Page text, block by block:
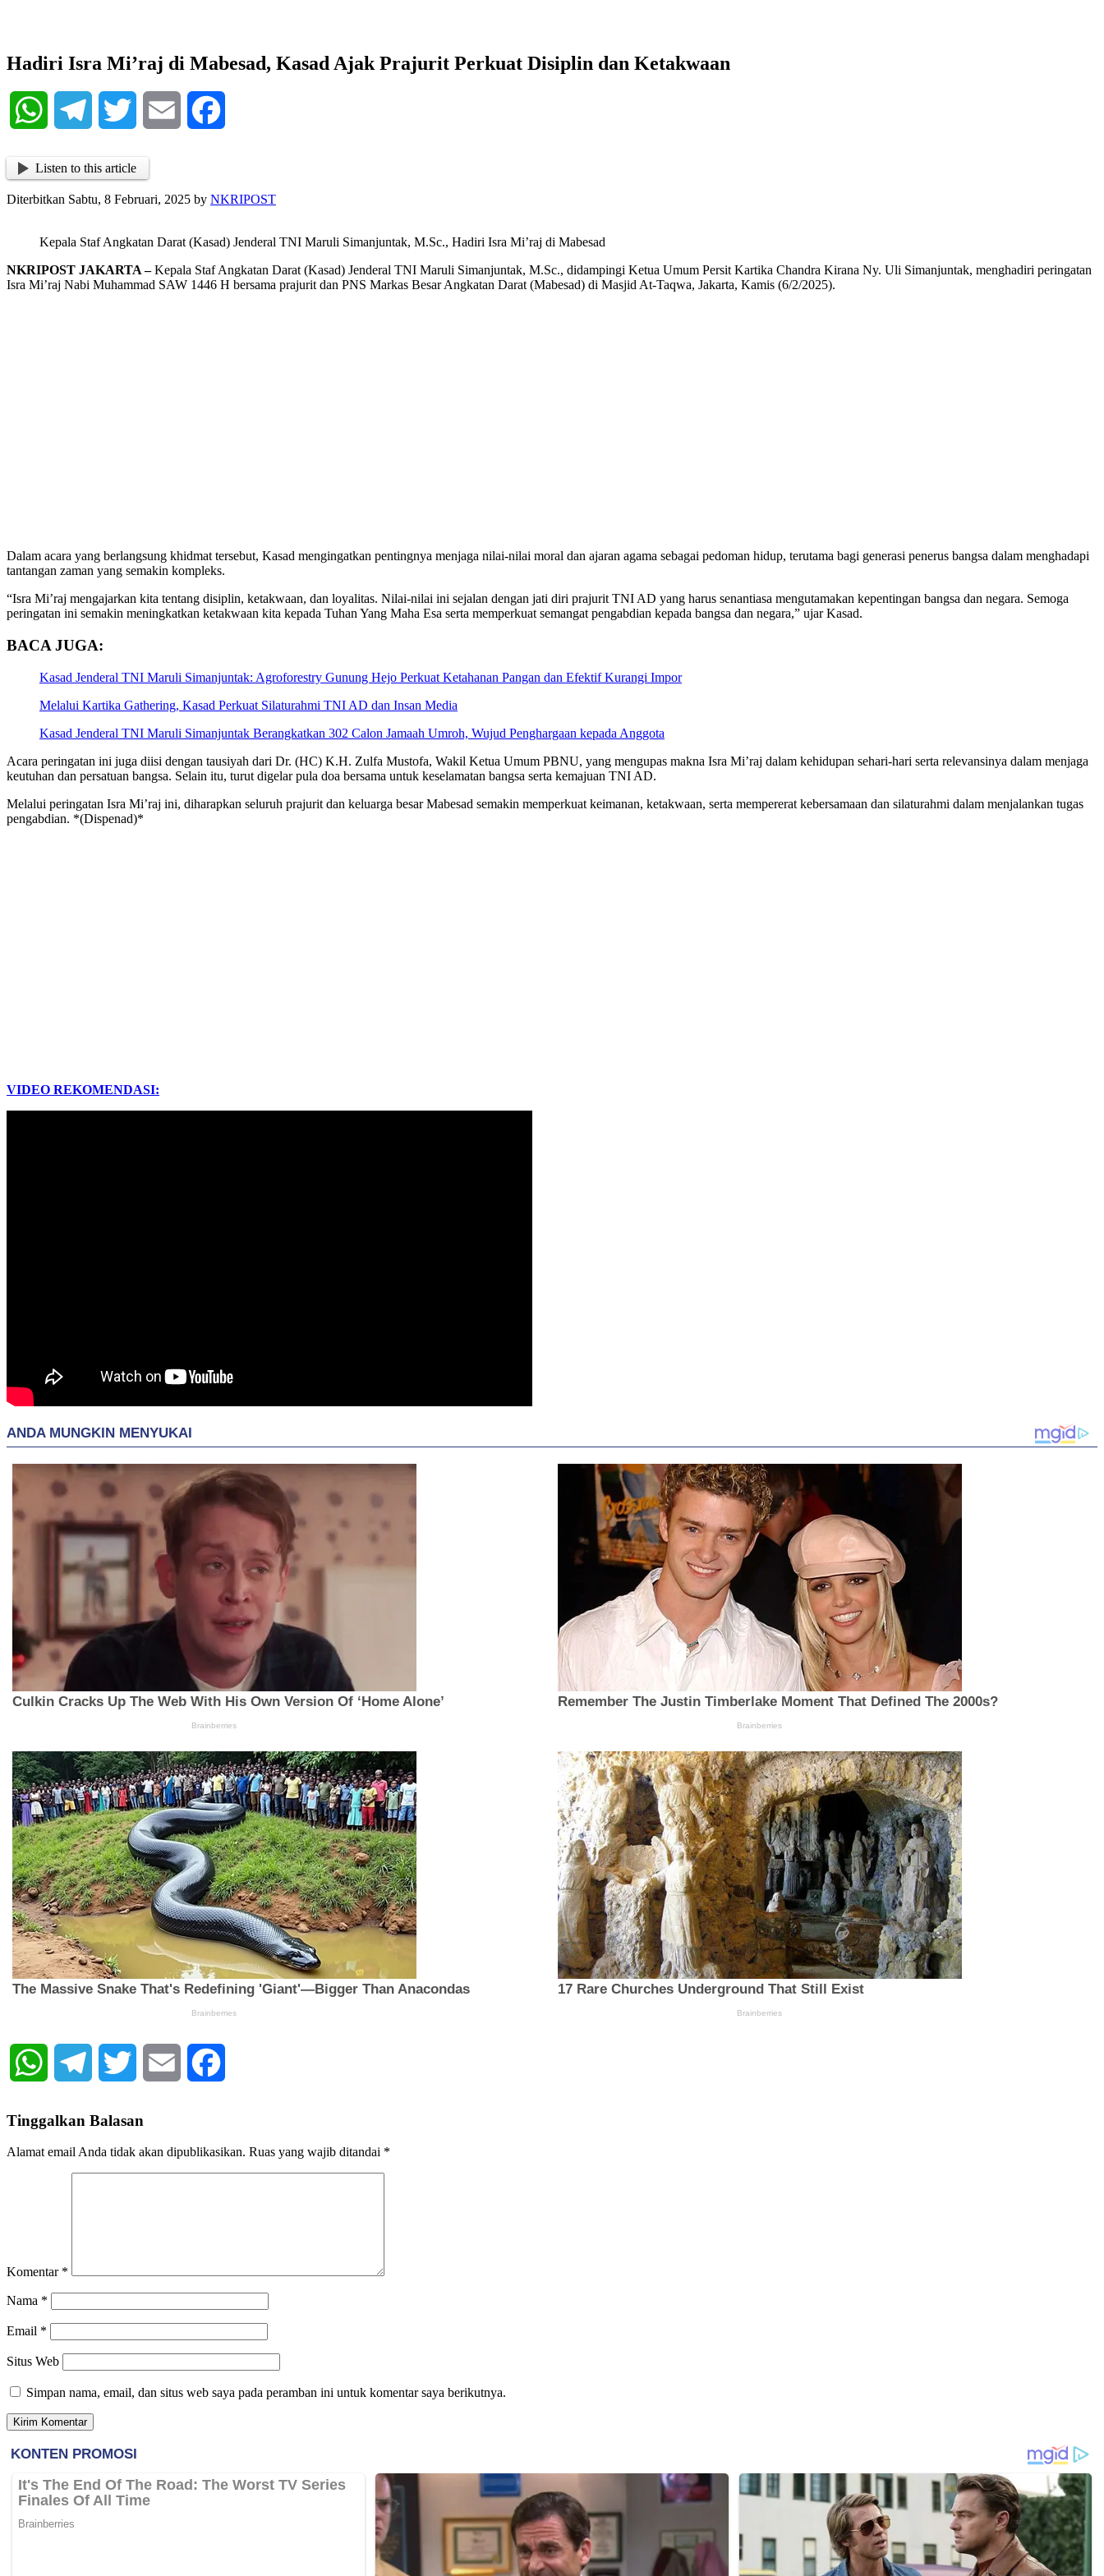
NKRIPOST
NKRIPOST – VOX POPULI PRO PATRIA
Hadiri Isra Mi’raj di Mabesad, Kasad Ajak Prajurit Perkuat Disiplin dan Ketakwaan
WhatsAppTelegram Twitter Email
Listen to this article
Diterbitkan Sabtu, 8 Februari, 2025 by NKRIPOST
Kepala Staf Angkatan Darat (Kasad) Jenderal TNI Maruli Simanjuntak, M.Sc., Hadiri Isra Mi’raj di Mabesad
NKRIPOST JAKARTA –Kepala Staf Angkatan Darat (Kasad) Jenderal TNI Maruli Simanjuntak, M.Sc., didampingi Ketua Umum Persit Kartika Chandra Kirana Ny. Uli Simanjuntak, menghadiri peringatan
Isra Mi’raj Nabi Muhammad SAW 1446 H bersama prajurit dan PNS Markas Besar Angkatan Darat (Mabesad) di Masjid At-Taqwa, Jakarta, Kamis (6/2/2025).
Dalam acara yang berlangsung khidmat tersebut, Kasad mengingatkan pentingnya menjaga nilai-nilai moral dan ajaran agama sebagai pedoman hidup, terutama bagi generasi penerus bangsa dalam menghadapi
tantangan zaman yang semakin kompleks.
“Isra Mi’raj mengajarkan kita tentang disiplin, ketakwaan, dan loyalitas. Nilai-nilai ini sejalan dengan jati diri prajurit TNI AD yang harus senantiasa mengutamakan kepentingan bangsa dan negara. Semoga
peringatan ini semakin meningkatkan ketakwaan kita kepada Tuhan Yang Maha Esa serta memperkuat semangat pengabdian kepada bangsa dan negara,” ujar Kasad.
BACA JUGA:
Kasad Jenderal TNI Maruli Simanjuntak: Agroforestry Gunung Hejo Perkuat Ketahanan Pangan dan Efektif Kurangi Impor
Melalui Kartika Gathering, Kasad Perkuat Silaturahmi TNI AD dan Insan Media
Kasad Jenderal TNI Maruli Simanjuntak Berangkatkan 302 Calon Jamaah Umroh, Wujud Penghargaan kepada Anggota
Acara peringatan ini juga diisi dengan tausiyah dari Dr. (HC) K.H. Zulfa Mustofa, Wakil Ketua Umum PBNU, yang mengupas makna Isra Mi’raj dalam kehidupan sehari-hari serta relevansinya dalam menjaga
keutuhan dan persatuan bangsa. Selain itu, turut digelar pula doa bersama untuk keselamatan bangsa serta kemajuan TNI AD.
Melalui peringatan Isra Mi’raj ini, diharapkan seluruh prajurit dan keluarga besar Mabesad semakin memperkuat keimanan, ketakwaan, serta mempererat kebersamaan dan silaturahmi dalam menjalankan tugas
pengabdian. *(Dispenad)*
VIDEO REKOMENDASI:
WhatsAppTelegram Twitter Email
Tinggalkan Balasan
Alamat email Anda tidak akan dipublikasikan. Ruas yang wajib ditandai *
Komentar *
Nama *
Email *
Situs Web
Simpan nama, email, dan situs web saya pada peramban ini untuk komentar saya berikutnya.